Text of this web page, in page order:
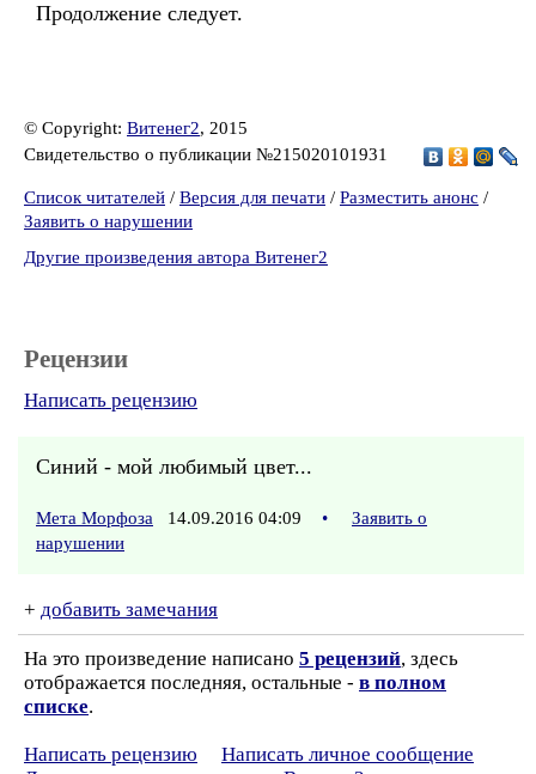
Продолжение следует.
© Copyright: Витенег2, 2015
Свидетельство о публикации №215020101931
Список читателей / Версия для печати / Разместить анонс /
Заявить о нарушении
Другие произведения автора Витенег2
Рецензии
Написать рецензию
Синий - мой любимый цвет...
Мета Морфоза 14.09.2016 04:09 •
Заявить о
нарушении
+ добавить замечания
На это произведение написано 5 рецензий, здесь
отображается последняя, остальные - в полном
списке.
Написать рецензию
Написать личное сообщение